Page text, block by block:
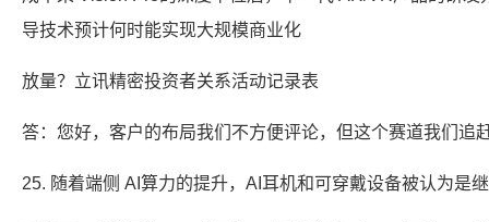
导技术预计何时能实现大规模商业化
放量？立讯精密投资者关系活动记录表
答：您好，客户的布局我们不方便评论，但这个赛道我们追
25. 随着端侧 AI算力的提升，AI耳机和可穿戴设备被认为是